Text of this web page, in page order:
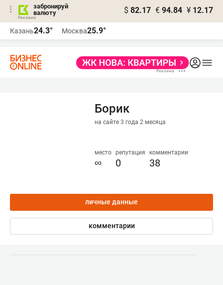
забронируй
валюту
$ 82.17 € 94.84 ¥ 12.17
Казань24.3° Москва25.9°
Борик
на сайте 3 года 2 месяца
место
∞
репутация
0
комментарии
38
личные данные
комментарии